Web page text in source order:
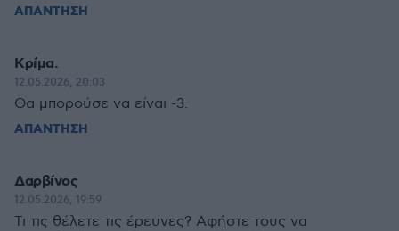
ΑΠΑΝΤΗΣΗ
Κρίμα.
12.05.2026, 20:03
Θα μπορούσε να είναι -3.
ΑΠΑΝΤΗΣΗ
Δαρβίνος
12.05.2026, 19:59
Τι τις θέλετε τις έρευνες? Αφήστε τους να